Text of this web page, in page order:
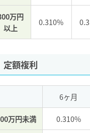
万円
以上
0.310%
定額複利
6ヶ月
万円未満 0.310%